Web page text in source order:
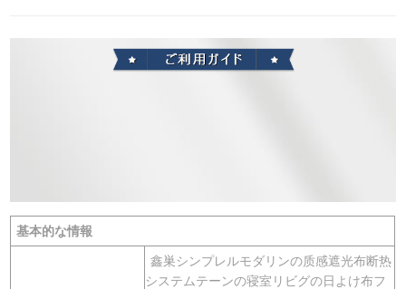
基本的な情報
鑫巣シンプレルモダリンの质感遮光布断热
システムテーンの寝室リビグの日よけ布フ